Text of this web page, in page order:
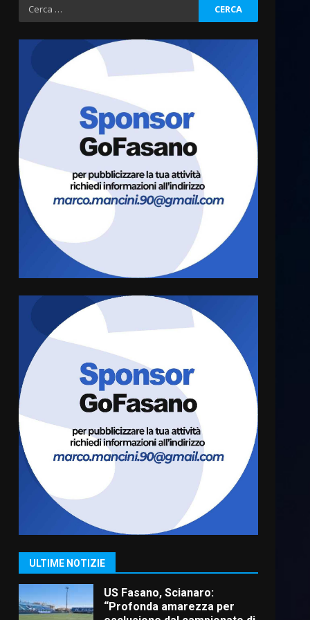
Ricerca
per:
ULTIME NOTIZIE
Fasanese ferito a colpi di
arma da fuoco
6 Agosto 2026 18:13
4
Carta d’identità: continua il
piano di aperture
straordinarie del Comune di
Fasano
6 Agosto 2026 14:16
5
Grazia Neglia, coordinatrice
cittadina di Fratelli d’Italia,
pronta a tornare in Consiglio
6 Agosto 2026 08:00
Cura dei beni comuni e
cittadinanza attiva: online
l’avviso per la gestione
condivisa della Villetta di
Laureto
6 Agosto 2026 06:20
7
La magia del Minareto e la
prima assoluta de “L’Albergo
Belvedere. Il rapimento”
6 Agosto 2026 06:15
1
“I Contestatori: Musica di
Rivoluzione”: nuovo
appuntamento con “Fasano in
US Fasano, Scianaro:
“Profonda amarezza per